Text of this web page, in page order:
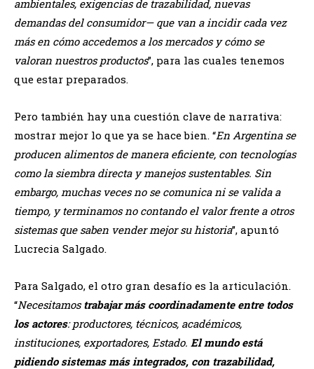
ambientales, exigencias de trazabilidad, nuevas
demandas del consumidor— que van a incidir cada vez
más en cómo accedemos a los mercados y cómo se
valoran nuestros productos”, para las cuales tenemos
que estar preparados.
Pero también hay una cuestión clave de narrativa:
mostrar mejor lo que ya se hace bien. “En Argentina se
producen alimentos de manera eficiente, con tecnologías
como la siembra directa y manejos sustentables. Sin
embargo, muchas veces no se comunica ni se valida a
tiempo, y terminamos no contando el valor frente a otros
sistemas que saben vender mejor su historia”, apuntó
Lucrecia Salgado.
Para Salgado, el otro gran desafío es la articulación.
“Necesitamostrabajar más coordinadamente entre todos
los actores: productores, técnicos, académicos,
instituciones, exportadores, Estado. El mundo está
pidiendo sistemas más integrados, con trazabilidad,